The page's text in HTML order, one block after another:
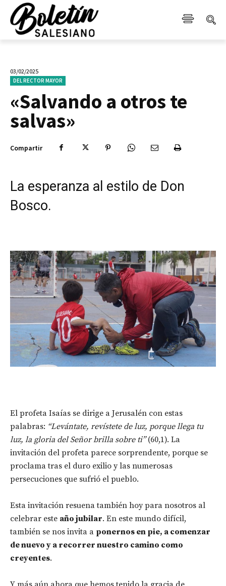
03/02/2025
DEL RECTOR MAYOR
«Salvando a otros te
salvas»
Compartir
La esperanza al estilo de Don
Bosco.
El profeta Isaías se dirige a Jerusalén con estas
palabras: “Levántate, revístete de luz, porque llega tu
luz, la gloria del Señor brilla sobre ti”(60,1). La
invitación del profeta parece sorprendente, porque se
proclama tras el duro exilio y las numerosas
persecuciones que sufrió el pueblo.
Esta invitación resuena también hoy para nosotros al
celebrar este año jubilar. En este mundo difícil,
también se nos invita a ponernos en pie, a comenzar
de nuevo y a recorrer nuestro camino como
creyentes.